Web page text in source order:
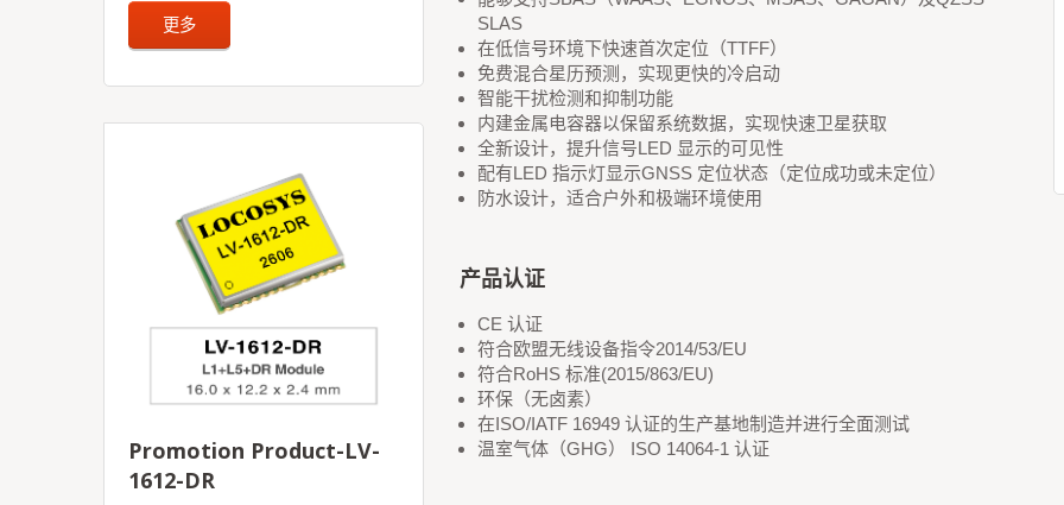
更多
Promotion Product-LV-
1612-DR
SLAS
在低信号环境下快速首次定位（TTFF）
免费混合星历预测，实现更快的冷启动
智能干扰检测和抑制功能
内建金属电容器以保留系统数据，实现快速卫星获取
全新设计，提升信号LED 显示的可见性
配有LED 指示灯显示GNSS 定位状态（定位成功或未定位）
防水设计，适合户外和极端环境使用
产品认证
CE 认证
符合欧盟无线设备指令2014/53/EU
符合RoHS 标准(2015/863/EU)
环保（无卤素）
在ISO/IATF 16949 认证的生产基地制造并进行全面测试
温室气体（GHG） ISO 14064-1 认证